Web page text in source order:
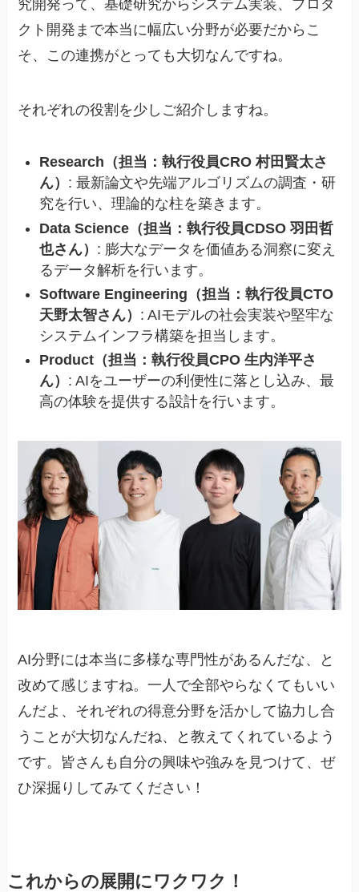
究開発って、基礎研究からシステム実装、プロダ
クト開発まで本当に幅広い分野が必要だからこ
そ、この連携がとっても大切なんですね。
それぞれの役割を少しご紹介しますね。
Research（担当：執行役員CRO 村田賢太さ
ん） : 最新論文や先端アルゴリズムの調査・研
究を行い、理論的な柱を築きます。
Data Science（担当：執行役員CDSO 羽田哲
也さん） : 膨大なデータを価値ある洞察に変え
るデータ解析を行います。
Software Engineering（担当：執行役員CTO
天野太智さん） : AIモデルの社会実装や堅牢な
システムインフラ構築を担当します。
Product（担当：執行役員CPO 生内洋平さ
ん） : AIをユーザーの利便性に落とし込み、最
高の体験を提供する設計を行います。
AI分野には本当に多様な専門性があるんだな、と
改めて感じますね。一人で全部やらなくてもいい
んだよ、それぞれの得意分野を活かして協力し合
うことが大切なんだね、と教えてくれているよう
です。皆さんも自分の興味や強みを見つけて、ぜ
ひ深掘りしてみてください！
これからの展開にワクワク！